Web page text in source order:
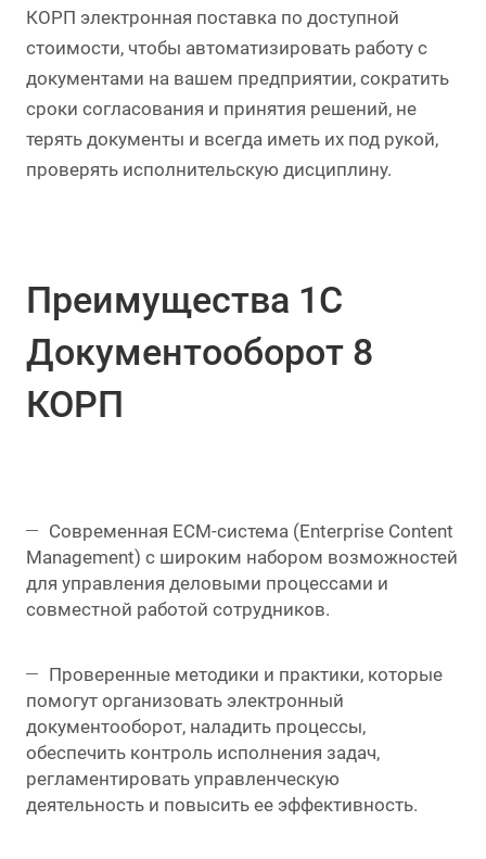
КОРП электронная поставка по доступной
стоимости, чтобы автоматизировать работу с
документами на вашем предприятии, сократить
сроки согласования и принятия решений, не
терять документы и всегда иметь их под рукой,
проверять исполнительскую дисциплину.
Преимущества 1С
Документооборот 8
КОРП
Современная ECM-система (Enterprise Content
Management) с широким набором возможностей
для управления деловыми процессами и
совместной работой сотрудников.
Проверенные методики и практики, которые
помогут организовать электронный
документооборот, наладить процессы,
обеспечить контроль исполнения задач,
регламентировать управленческую
деятельность и повысить ее эффективность.